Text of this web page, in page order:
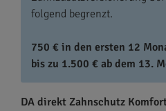
folgend begrenzt.
750 € in den ersten 12
bis zu 1.500 € ab dem 13.
DA direkt Zahnschutz